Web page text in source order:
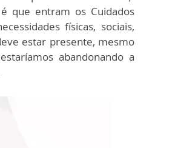
que entram os Cuidados
físicas, sociais,
estar presente, mesmo
abandonando a